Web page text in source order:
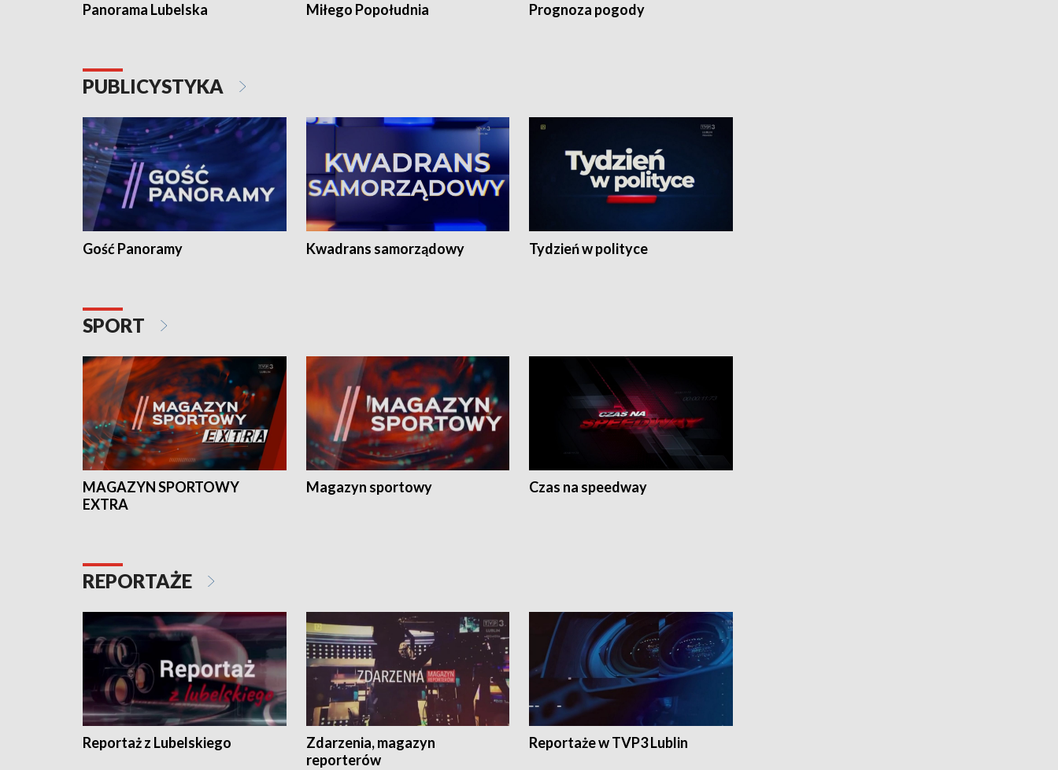
Panorama Lubelska Miłego Popołudnia Prognoza pogody
PUBLICYSTYKA
Gość Panoramy Kwadrans samorządowy Tydzień w polityce
SPORT
MAGAZYN SPORTOWY
EXTRA
Magazyn sportowy Czas na speedway
REPORTAŻE
Reportaż z Lubelskiego
Zdarzenia, magazyn
reporterów
Reportaże w TVP3 Lublin